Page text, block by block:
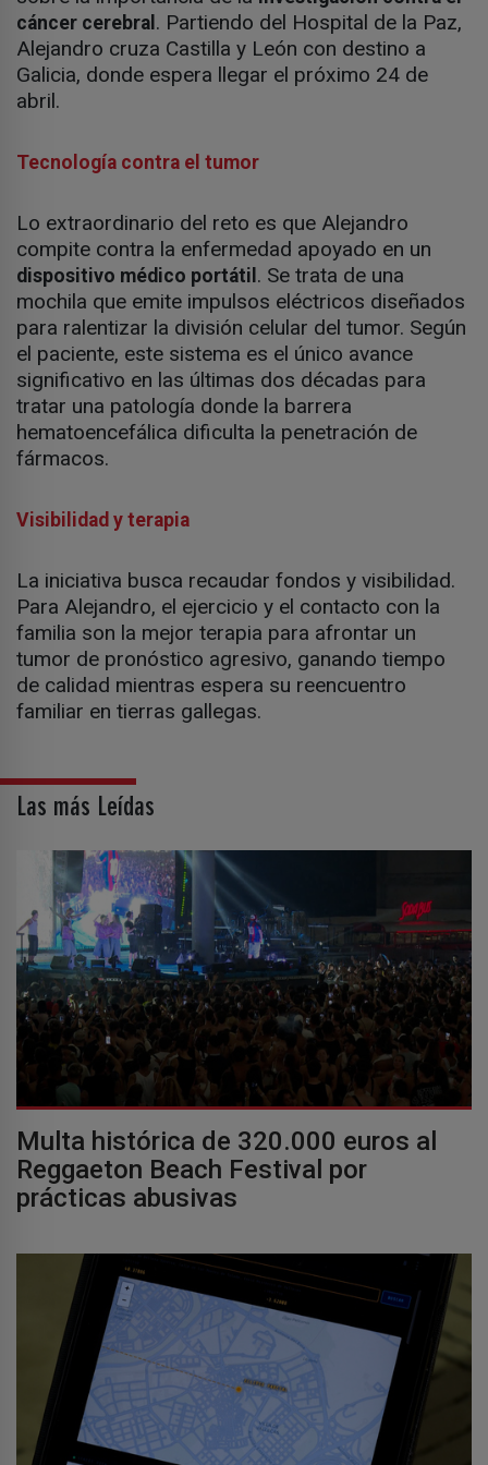
cáncer cerebral . Partiendo del Hospital de la Paz,
Alejandro cruza Castilla y León con destino a
Galicia, donde espera llegar el próximo 24 de
abril.
Tecnología contra el tumor
Lo extraordinario del reto es que Alejandro
compite contra la enfermedad apoyado en un
dispositivo médico portátil . Se trata de una
mochila que emite impulsos eléctricos diseñados
para ralentizar la división celular del tumor. Según
el paciente, este sistema es el único avance
significativo en las últimas dos décadas para
tratar una patología donde la barrera
hematoencefálica dificulta la penetración de
fármacos.
Visibilidad y terapia
La iniciativa busca recaudar fondos y visibilidad.
Para Alejandro, el ejercicio y el contacto con la
familia son la mejor terapia para afrontar un
tumor de pronóstico agresivo, ganando tiempo
de calidad mientras espera su reencuentro
familiar en tierras gallegas.
Las más Leídas
Multa histórica de 320.000 euros al
Reggaeton Beach Festival por
prácticas abusivas